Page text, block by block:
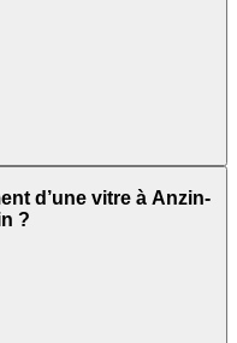
d’une vitre à Anzin-
?